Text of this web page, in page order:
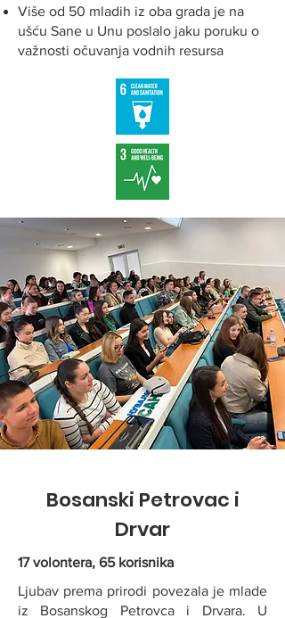
Više od 50 mladih iz oba grada je na
ušću Sane u Unu poslalo jaku poruku o
važnosti očuvanja vodnih resursa
Bosanski Petrovac i
Drvar
17 volontera, 65 korisnika
Ljubav prema prirodi povezala je mlade
iz Bosanskog Petrovca i Drvara. U